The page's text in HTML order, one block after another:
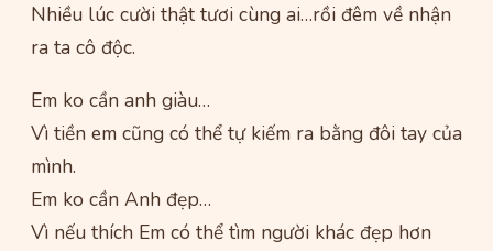
Nhiều lúc cười thật tươi cùng ai…rồi đêm về nhận
ra ta cô độc.
Em ko cần anh giàu…
Vì tiền em cũng có thể tự kiếm ra bằng đôi tay của
mình.
Em ko cần Anh đẹp…
Vì nếu thích Em có thể tìm người khác đẹp hơn